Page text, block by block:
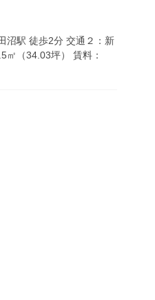
沼駅 徒歩2分 交通２：新
㎡（34.03坪） 賃料：